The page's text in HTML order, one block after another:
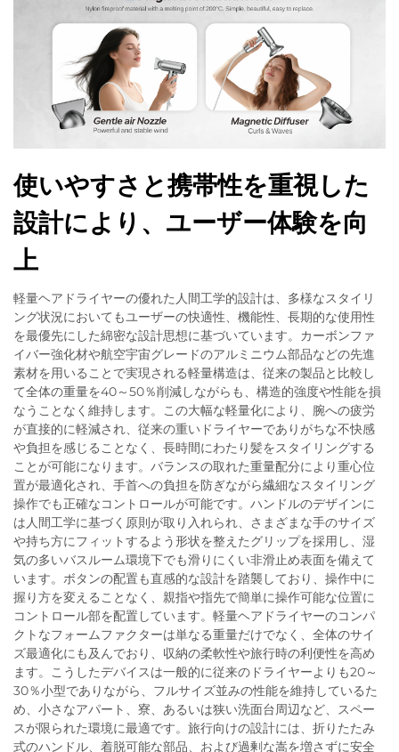
使いやすさと携帯性を重視した
設計により、ユーザー体験を向
上
軽量ヘアドライヤーの優れた人間工学的設計は、多様なスタイリ
ング状況においてもユーザーの快適性、機能性、長期的な使用性
を最優先にした綿密な設計思想に基づいています。カーボンファ
イバー強化材や航空宇宙グレードのアルミニウム部品などの先進
素材を用いることで実現される軽量構造は、従来の製品と比較し
て全体の重量を40～50％削減しながらも、構造的強度や性能を損
なうことなく維持します。この大幅な軽量化により、腕への疲労
が直接的に軽減され、従来の重いドライヤーでありがちな不快感
や負担を感じることなく、長時間にわたり髪をスタイリングする
ことが可能になります。バランスの取れた重量配分により重心位
置が最適化され、手首への負担を防ぎながら繊細なスタイリング
操作でも正確なコントロールが可能です。ハンドルのデザインに
は人間工学に基づく原則が取り入れられ、さまざまな手のサイズ
や持ち方にフィットするよう形状を整えたグリップを採用し、湿
気の多いバスルーム環境下でも滑りにくい非滑止め表面を備えて
います。ボタンの配置も直感的な設計を踏襲しており、操作中に
握り方を変えることなく、親指や指先で簡単に操作可能な位置に
コントロール部を配置しています。軽量ヘアドライヤーのコンパ
クトなフォームファクターは単なる重量だけでなく、全体のサイ
ズ最適化にも及んでおり、収納の柔軟性や旅行時の利便性を高め
ます。こうしたデバイスは一般的に従来のドライヤーよりも20～
30％小型でありながら、フルサイズ並みの性能を維持しているた
め、小さなアパート、寮、あるいは狭い洗面台周辺など、スペー
スが限られた環境に最適です。旅行向けの設計には、折りたたみ
式のハンドル、着脱可能な部品、および過剰な嵩を増さずに安全